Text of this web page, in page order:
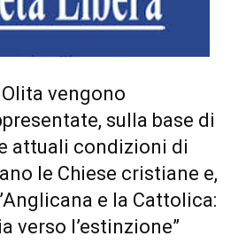
vengono
sulla base di
attuali condizioni di
le Chiese cristiane e,
e la Cattolica:
verso l’estinzione”